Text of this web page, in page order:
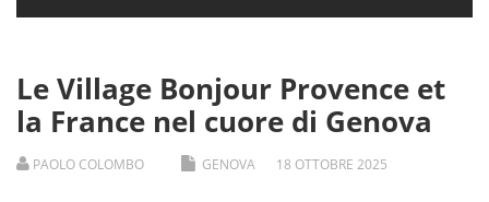
Le Village Bonjour Provence et
la France nel cuore di Genova
PAOLO COLOMBO GENOVA 18 OTTOBRE 2025